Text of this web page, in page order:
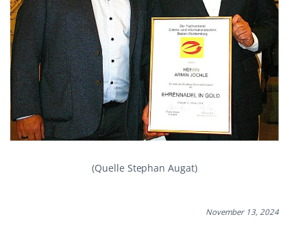
(Quelle Stephan Augat)
November 13, 2024